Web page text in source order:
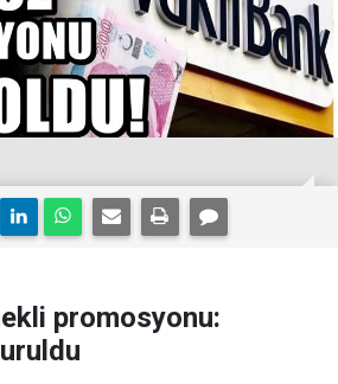
promosyonu: